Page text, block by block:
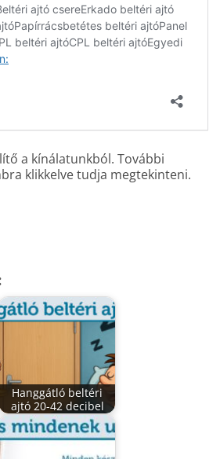
a kínálatunkból. További
klikkelve tudja megtekinteni.
Hanggátló beltéri
ajtó 20-42 decibel